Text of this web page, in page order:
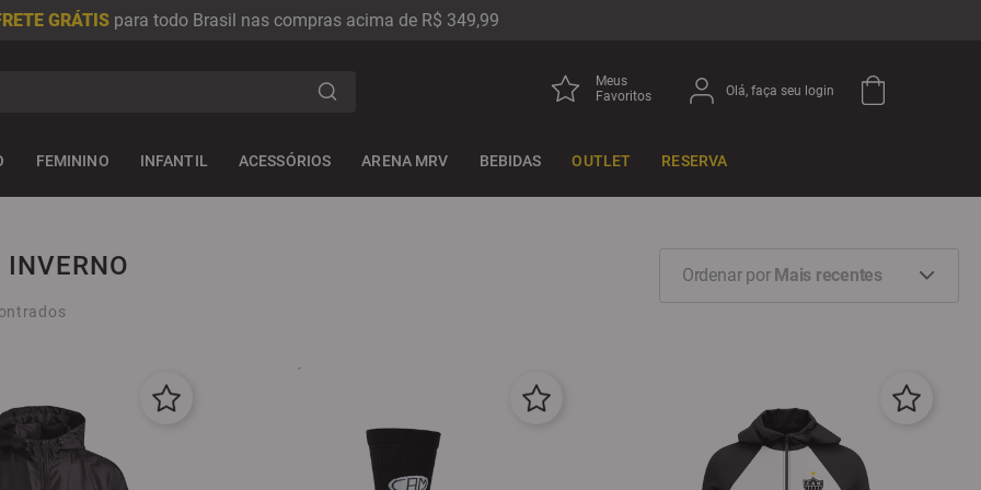
GRÁTISpara todo Brasil nas compras acima de R$ 349,99
Meus
Favoritos
Olá, faça seu login
FEMININO INFANTIL ACESSÓRIOS ARENA MRV BEBIDAS OUTLET RESERVA
INVERNO Ordenar por Mais recentes